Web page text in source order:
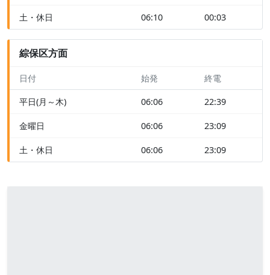
土・休日 06:10 00:03
綜保区方面
日付 始発 終電
平日(月～木) 06:06 22:39
金曜日 06:06 23:09
土・休日 06:06 23:09